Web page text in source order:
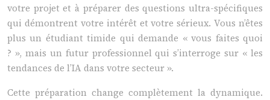
votre projet et à préparer des questions ultra-spécifiques
qui démontrent votre intérêt et votre sérieux. Vous n’êtes
plus un étudiant timide qui demande « vous faites quoi
? », mais un futur professionnel qui s’interroge sur « les
tendances de l’IA dans votre secteur ».
Cette préparation change complètement la dynamique.